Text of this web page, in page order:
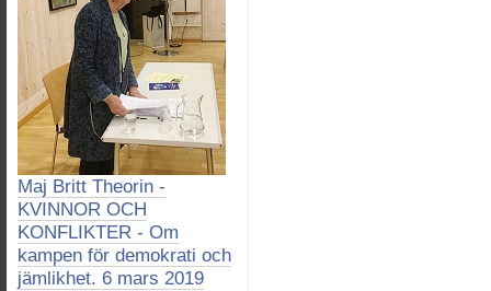
Maj Britt Theorin -
KVINNOR OCH
KONFLIKTER - Om
kampen för demokrati och
jämlikhet. 6 mars 2019